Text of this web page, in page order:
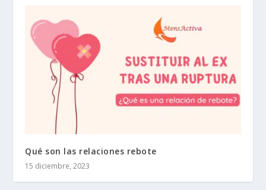
Qué son las relaciones rebote
15 diciembre, 2023